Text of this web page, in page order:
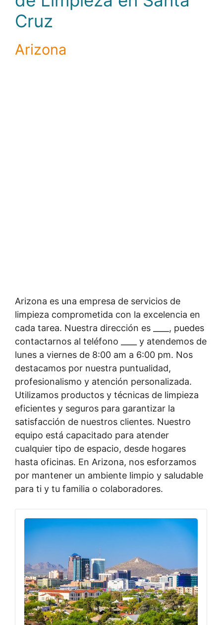
Cruz
Arizona
Arizona es una empresa de servicios de
limpieza comprometida con la excelencia en
cada tarea. Nuestra dirección es ____, puedes
contactarnos al teléfono ____ y atendemos de
lunes a viernes de 8:00 am a 6:00 pm. Nos
destacamos por nuestra puntualidad,
profesionalismo y atención personalizada.
Utilizamos productos y técnicas de limpieza
eficientes y seguros para garantizar la
satisfacción de nuestros clientes. Nuestro
equipo está capacitado para atender
cualquier tipo de espacio, desde hogares
hasta oficinas. En Arizona, nos esforzamos
por mantener un ambiente limpio y saludable
para ti y tu familia o colaboradores.